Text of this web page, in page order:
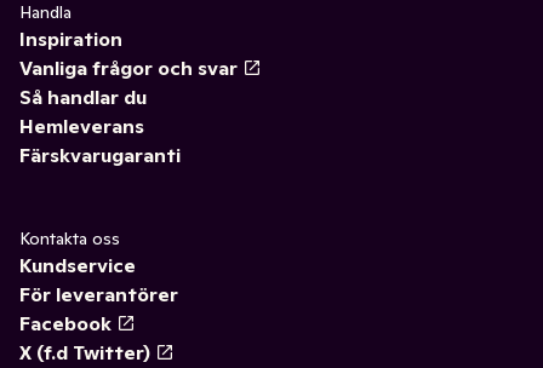
Handla
Inspiration
Vanliga frågor och svar
Så handlar du
Hemleverans
Färskvarugaranti
Kontakta oss
Kundservice
För leverantörer
Facebook
X (f.d Twitter)